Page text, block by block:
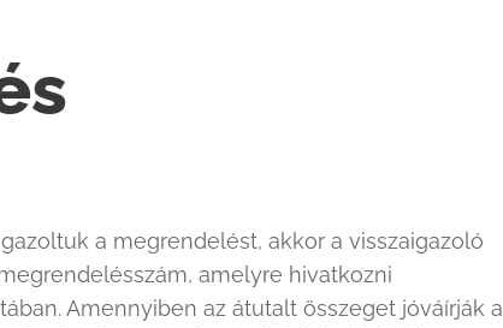
a megrendelést, akkor a visszaigazoló
amelyre hivatkozni
Amennyiben az átutalt összeget jóváírják a